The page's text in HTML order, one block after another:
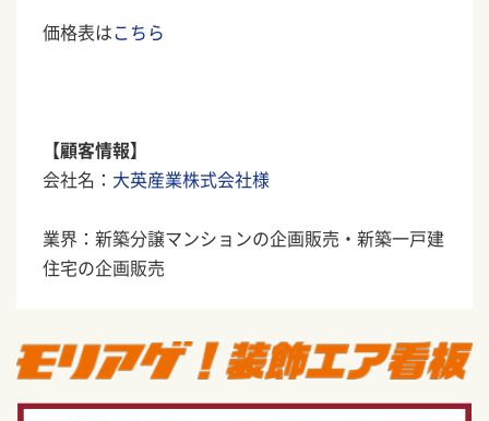
価格表はこちら
【顧客情報】
会社名： 大英産業株式会社様
業界：新築分譲マンションの企画販売・新築一戸建
住宅の企画販売